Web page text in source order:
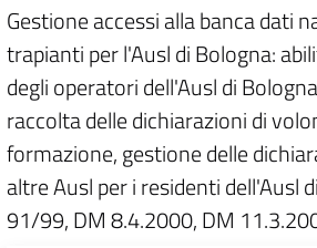
Gestione accessi alla banca dati
trapianti per l'Ausl di Bologna:
degli operatori dell'Ausl di
raccolta delle dichiarazioni di
formazione, gestione delle
altre Ausl per i residenti dell'Ausl
91/99, DM 8.4.2000, DM